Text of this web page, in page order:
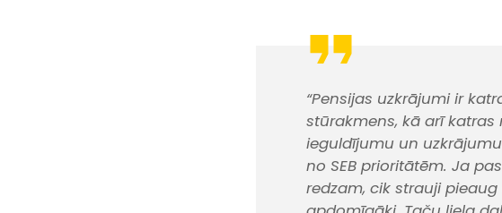
“Pensijas uzkrājumi ir
stūrakmens, kā arī
ieguldījumu un
no SEB prioritātēm. Ja
redzam, cik strauji